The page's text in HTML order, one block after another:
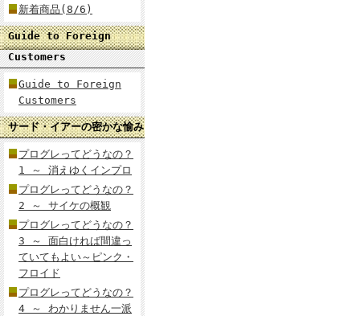
新着商品(8/6)
Guide to Foreign
Customers
Guide to Foreign
Customers
サード・イアーの密かな愉み
プログレってどうなの？
1 ～ 消えゆくインプロ
プログレってどうなの？
2 ～ サイケの概観
プログレってどうなの？
3 ～ 面白ければ間違っ
ていてもよい～ピンク・
フロイド
プログレってどうなの？
4 ～ わかりません一派